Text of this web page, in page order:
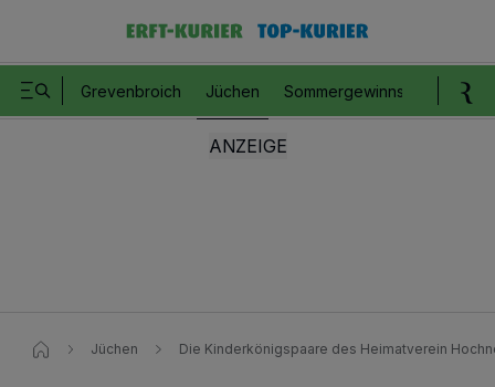
Grevenbroich Jüchen Sommergewinnspiel
Jüchen Die Kinderkönigspaare ​des Heimatverein